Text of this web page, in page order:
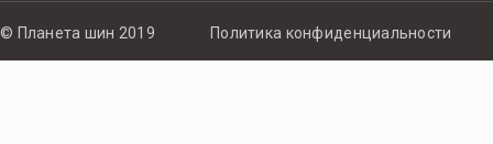
© Планета шин 2019 Политика конфиденциальности